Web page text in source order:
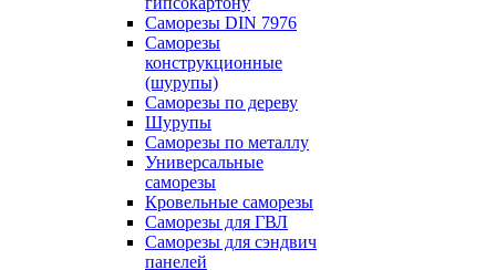
Саморезы DIN 7976
Саморезы
конструкционные
(шурупы)
Саморезы по дереву
Шурупы
Саморезы по металлу
Универсальные
саморезы
Кровельные саморезы
Саморезы для ГВЛ
Саморезы для сэндвич
панелей